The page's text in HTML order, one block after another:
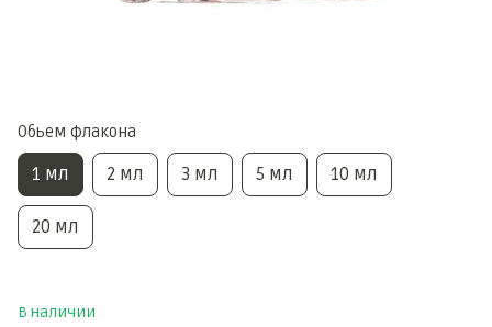
Обьем флакона
1 мл 2 мл 3 мл 5 мл 10 мл
20 мл
В наличии